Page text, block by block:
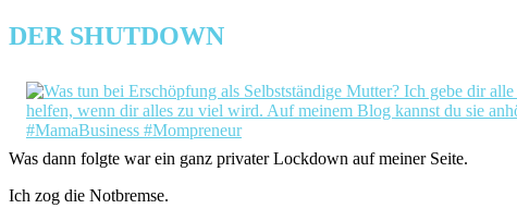
DER SHUTDOWN
Was dann folgte war ein ganz privater Lockdown auf meiner Seite.
Ich zog die Notbremse.